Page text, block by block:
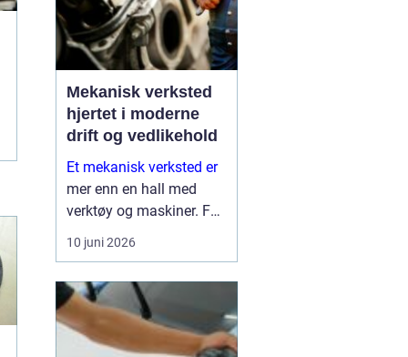
Mekanisk verksted
hjertet i moderne
drift og vedlikehold
Et mekanisk verksted er
mer enn en hall med
verktøy og maskiner. For
mange bedrifter er
verkstedet selve
gjør at produksjon,
anleggsdrift og transport
ikke stopper opp. Her k...
10 juni 2026